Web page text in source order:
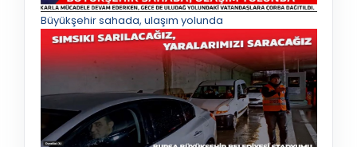
Büyükşehir sahada, ulaşım yolunda